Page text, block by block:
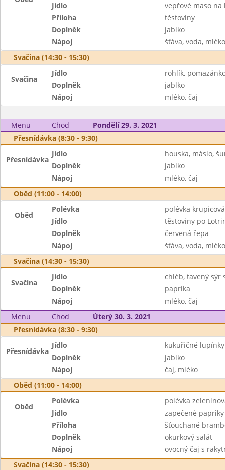
Jídlo
vepřové maso na
Příloha
těstoviny
Doplněk
jablko
Nápoj
šťáva, voda, mléko
Svačina (14:30 - 15:30)
Svačina
Jídlo
rohlík,
Doplněk
jablko
Nápoj
mléko, čaj
Menu Chod
Pondělí 29. 3. 2021
Přesnídávka (8:30 - 9:30)
Přesnídávka
Jídlo
houska, máslo,
Doplněk
jablko
Nápoj
mléko, čaj
Oběd (11:00 - 14:00)
Oběd
Polévka
polévka
Jídlo
těstoviny po
Doplněk
červená řepa
Nápoj
šťáva, voda, mléko
Svačina (14:30 - 15:30)
Svačina
Jídlo
chléb, tavený sýr
Doplněk
paprika
Nápoj
mléko, čaj
Menu
Chod
Úterý 30. 3. 2021
Přesnídávka (8:30 - 9:30)
Přesnídávka
Jídlo
kukuřičné
Doplněk
jablko
Nápoj
čaj, mléko
Oběd (11:00 - 14:00)
Oběd
Polévka
polévka
Jídlo
zapečené
Příloha
šťouchané
Doplněk
okurkový salát
Nápoj
ovocný čaj s
Svačina (14:30 - 15:30)